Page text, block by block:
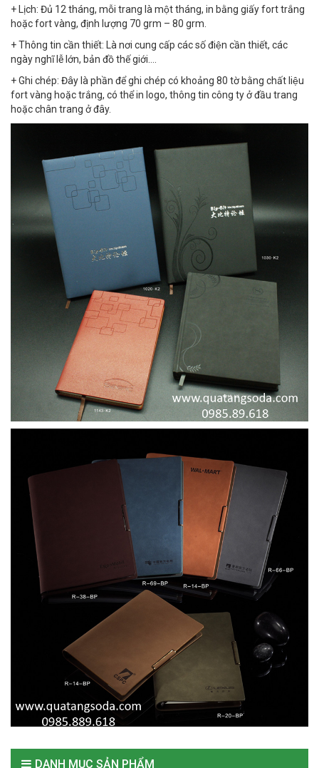
+ Lịch: Đủ 12 tháng, mỗi trang là một tháng, in bằng giấy fort trắng
hoặc fort vàng, định lượng 70 grm – 80 grm.
+ Thông tin cần thiết: Là nơi cung cấp các số điện cần thiết, các
ngày nghĩ lễ lớn, bản đồ thế giới….
+ Ghi chép: Đây là phần để ghi chép có khoảng 80 tờ bằng chất liệu
fort vàng hoặc trắng, có thể in logo, thông tin công ty ở đầu trang
hoặc chân trang ở đây.
DANH MỤC SẢN PHẨM